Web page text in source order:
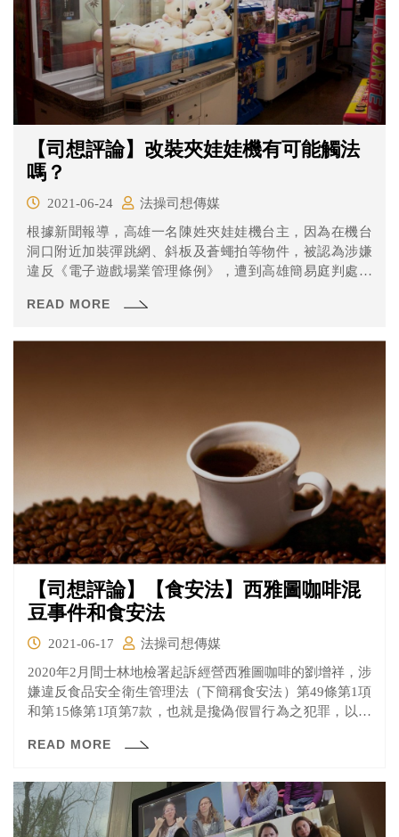
【司想評論】改裝夾娃娃機有可能觸法
嗎？
2021-06-24
法操司想傳媒
根據新聞報導，高雄一名陳姓夾娃娃機台主，因為在機台
洞口附近加裝彈跳網、斜板及蒼蠅拍等物件，被認為涉嫌
違反《電子遊戲場業管理條例》，遭到高雄簡易庭判處拘
轉，二審高雄地院認為夾娃娃機不是「電子遊戲機」，因
READ MORE
【司想評論】【食安法】西雅圖咖啡混
豆事件和食安法
2021-06-17
法操司想傳媒
2020年2月間士林地檢署起訴經營西雅圖咖啡的劉增祥，涉
嫌違反食品安全衛生管理法（下簡稱食安法）第49條第1項
和第15條第1項第7款，也就是攙偽假冒行為之犯罪，以及
READ MORE